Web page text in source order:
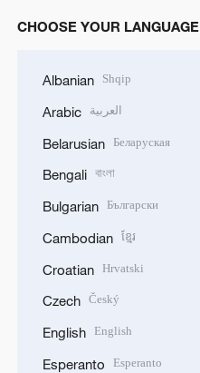
CHOOSE YOUR LANGUAGE
Albanian Shqip
Arabic العربية
Belarusian Беларуская
Bengali বাংলা
Bulgarian Български
Cambodian ខ្មែរ
Croatian Hrvatski
Czech Český
English English
Esperanto Esperanto